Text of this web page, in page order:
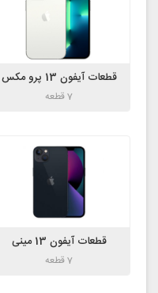
قطعات آیفون 13 پرو مکس
7 قطعه
قطعات آیفون 13 مینی
7 قطعه